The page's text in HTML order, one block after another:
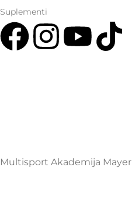
Suplementi
Multisport Akademija Mayer